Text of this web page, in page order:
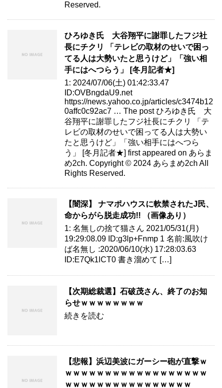
Reserved.
ひろゆき氏 大谷翔平に謝罪したフジ社
長にチクリ 「テレビの取材のせいで困っ
てる人は大勢いたと思うけど」「強い相
手にはへつらう」 [冬月記者★]
1: 2024/07/06(土) 01:42:33.47
ID:OVBngdaU9.net
https://news.yahoo.co.jp/articles/c3474b12
0affc0c92ac7 … The post ひろゆき氏 大
谷翔平に謝罪したフジ社長にチクリ 「テ
レビの取材のせいで困ってる人は大勢い
たと思うけど」「強い相手にはへつら
う」 [冬月記者★] first appeared on あらま
め2ch. Copyright © 2024 あらまめ2ch All
Rights Reserved.
【闇深】 ナマポハウスに軟禁されたJ民、
命からがら脱走成功!! （画像あり）
1: 名無しの捨て猫さん 2021/05/31(月)
19:29:08.09 ID:g3lp+Fnmp 1 名前:風吹け
ば名無し :2020/06/10(水) 17:28:03.63
ID:E7Qk1lCT0 書き溜めて […]
【次期総裁選】石破茂さん、終了のお知
らせｗｗｗｗｗｗｗｗ
続きを読む
【悲報】浜辺美波にガーシー砲が直撃ｗ
ｗｗｗｗｗｗｗｗｗｗｗｗｗｗｗｗｗｗ
ｗｗｗｗｗｗｗｗｗｗｗｗｗｗｗｗ